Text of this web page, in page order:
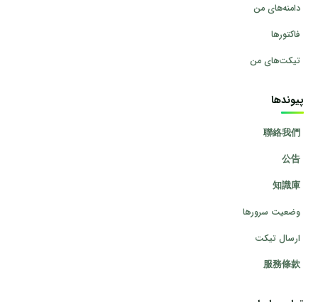
دامنه‌های من
فاکتورها
تیکت‌های من
پیوندها
聯絡我們
公告
知識庫
وضعیت سرورها
ارسال تیکت
服務條款